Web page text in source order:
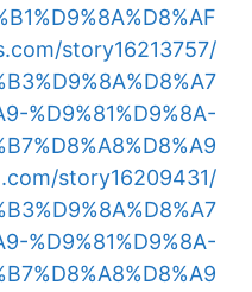
story16213757/
%D9%81%D9%8A-
story16209431/
%D9%81%D9%8A-